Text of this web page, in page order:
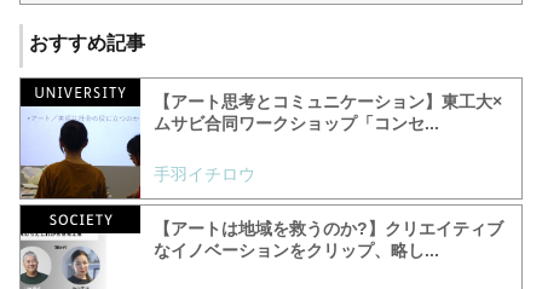
おすすめ記事
【アート思考とコミュニケーション】東工大×
ムサビ合同ワークショップ「コンセ...
手羽イチロウ
【アートは地域を救うのか?】クリエイティブ
なイノベーションをクリップ、略し...